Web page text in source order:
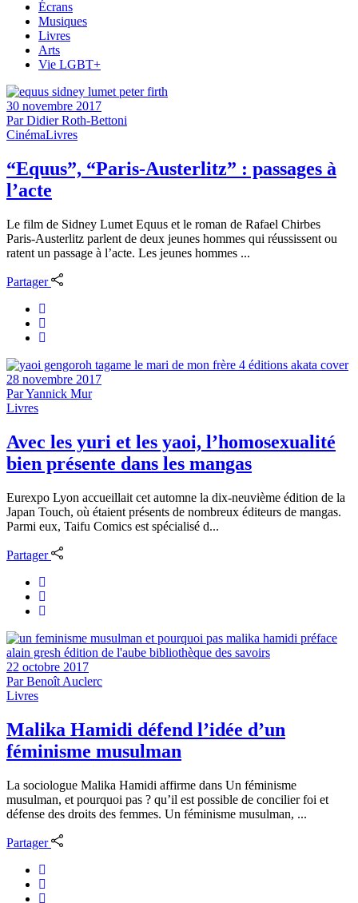
Écrans
Musiques
Livres
Arts
Vie LGBT+
30 novembre 2017
ParDidier Roth-Bettoni
CinémaLivres
“Equus”, “Paris-Austerlitz” : passages à
l’acte
Le film de Sidney Lumet Equus et le roman de Rafael Chirbes
Paris-Austerlitz parlent de deux jeunes hommes qui réussissent ou
ratent un passage à l’acte. Les jeunes hommes ...
Partager
28 novembre 2017
ParYannick Mur
Livres
Avec les yuri et les yaoi, l’homosexualité
bien présente dans les mangas
Eurexpo Lyon accueillait cet automne la dix-neuvième édition de la
Japan Touch, où étaient présents de nombreux éditeurs de mangas.
Parmi eux, Taifu Comics est spécialisé d...
Partager
22 octobre 2017
ParBenoît Auclerc
Livres
Malika Hamidi défend l’idée d’un
féminisme musulman
La sociologue Malika Hamidi affirme dans Un féminisme
musulman, et pourquoi pas ? qu’il est possible de concilier foi et
défense des droits des femmes. Un féminisme musulman, ...
Partager